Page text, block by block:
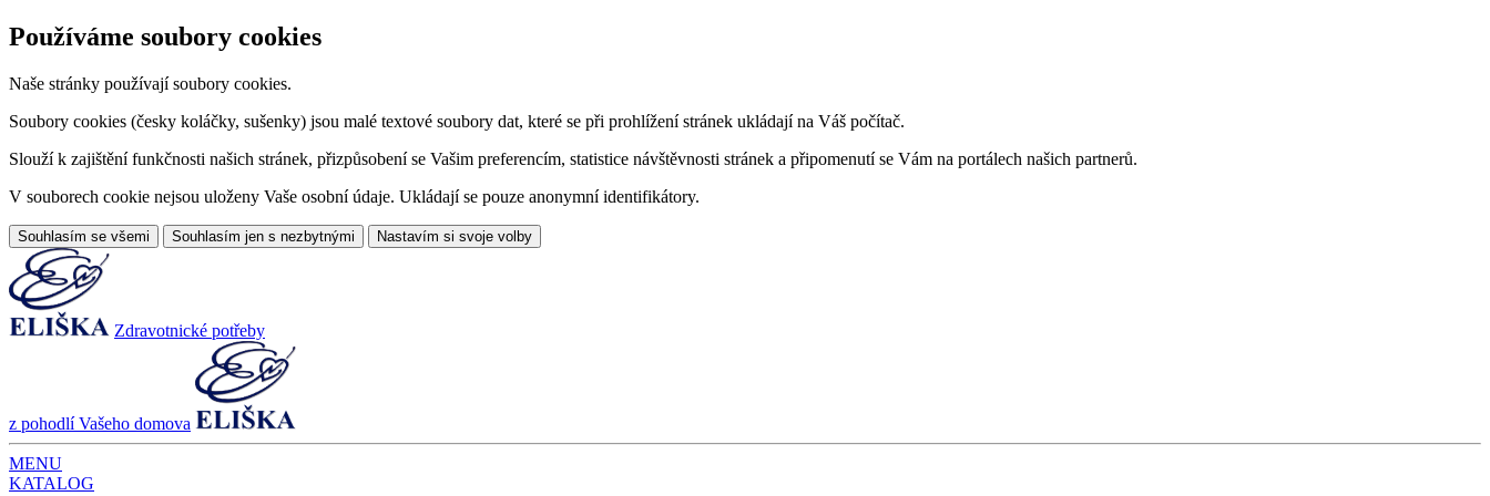
Používáme soubory cookies
Naše stránky používají soubory cookies.
Soubory cookies (česky koláčky, sušenky) jsou malé textové soubory dat, které se při prohlížení stránek ukládají na Váš počítač.
Slouží k zajištění funkčnosti našich stránek, přizpůsobení se Vašim preferencím, statistice návštěvnosti stránek a připomenutí se Vám na portálech našich partnerů.
V souborech cookie nejsou uloženy Vaše osobní údaje. Ukládají se pouze anonymní identifikátory.
Souhlasím se všemi Souhlasím jen s nezbytnými Nastavím si svoje volby
Zdravotnické potřeby
z pohodlí Vašeho domova
MENU
KATALOG